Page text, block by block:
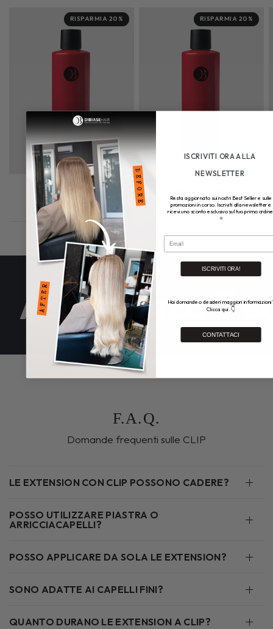
RISPARMIA 20%
SHAMPOO
€17,00
€13,60
RISPARMIA 20%
€18,00 €14,40
Assistenza 7
F.A.Q.
Domande frequenti sulle CLIP
LE EXTENSION CON CLIP POSSONO CADERE?
POSSO UTILIZZARE PIASTRA O
ARRICCIACAPELLI?
POSSO APPLICARE DA SOLA LE EXTENSION?
SONO ADATTE AI CAPELLI FINI?
QUANTO DURANO LE EXTENSION A CLIP?
ISCRIVITI ORA ALLA
NEWSLETTER
Resta aggiornato sui nostri Best Seller e sulle
promozioni in corso. Iscriviti alla newsletter e
ricevi uno sconto esclusivo sul tuo primo
⭐
Email
ISCRIVITI ORA!
Hai domande o desideri maggiori
Clicca qui. 👇
CONTATTACI